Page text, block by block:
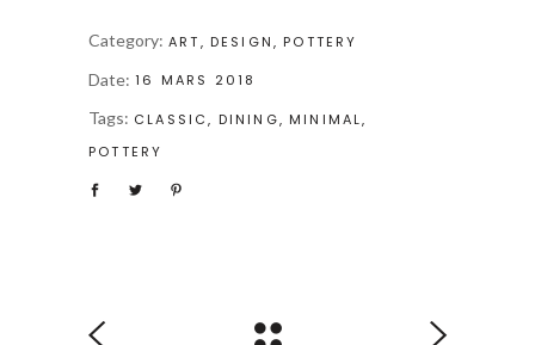
Category: ART DESIGN POTTERY
Date: 16 MARS 2018
Tags: CLASSIC DINING
MINIMAL
POTTERY